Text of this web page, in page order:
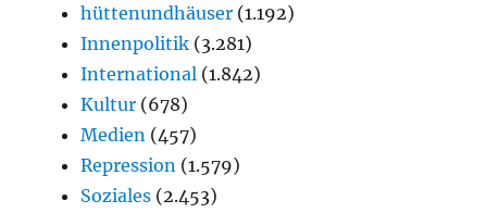
hüttenundhäuser (1.192)
Innenpolitik (3.281)
International (1.842)
Kultur (678)
Medien (457)
Repression (1.579)
Soziales (2.453)